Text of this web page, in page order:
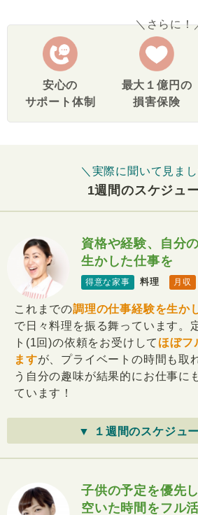
＼さらに！
安心の
サポート体制
最大１億円の
損害保険
＼実際に聞いて見ま
1週間のスケジュ
資格や経験、自分
生かした仕事を
得意な家事 料理 月収
これまでの調理の仕事経験を生か
で日々料理を振る舞っています。
ト(1回)の依頼をお受けして ほぼフ
ますが、プライベートの時間も取
う自分の趣味が結果的にお仕事に
ています！
▼ １週間のスケジュ
子供の予定を優先し
空いた時間をフル